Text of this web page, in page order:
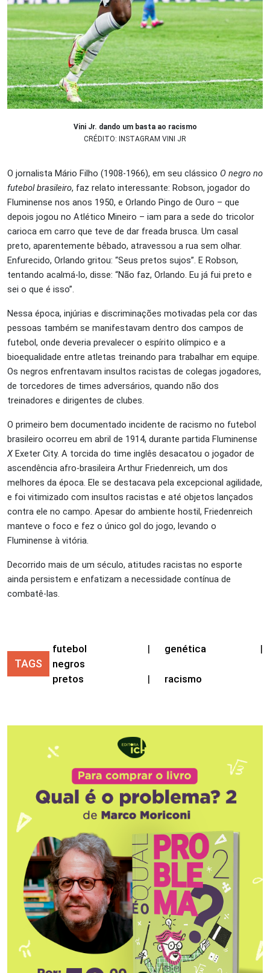
Vini Jr. dando um basta ao racismo
CRÉDITO: INSTAGRAM VINI JR
O jornalista Mário Filho (1908-1966), em seu clássico O negro no
futebol brasileiro, faz relato interessante: Robson, jogador do
Fluminense nos anos 1950, e Orlando Pingo de Ouro – que
depois jogou no Atlético Mineiro – iam para a sede do tricolor
carioca em carro que teve de dar freada brusca. Um casal
preto, aparentemente bêbado, atravessou a rua sem olhar.
Enfurecido, Orlando gritou: “Seus pretos sujos”. E Robson,
tentando acalmá-lo, disse: “Não faz, Orlando. Eu já fui preto e
sei o que é isso”.
Nessa época, injúrias e discriminações motivadas pela cor das
pessoas também se manifestavam dentro dos campos de
futebol, onde deveria prevalecer o espírito olímpico e a
bioequalidade entre atletas treinando para trabalhar em equipe.
Os negros enfrentavam insultos racistas de colegas jogadores,
de torcedores de times adversários, quando não dos
treinadores e dirigentes de clubes.
O primeiro bem documentado incidente de racismo no futebol
brasileiro ocorreu em abril de 1914, durante partida Fluminense
XExeter City. A torcida do time inglês desacatou o jogador de
ascendência afro-brasileira Arthur Friedenreich, um dos
melhores da época. Ele se destacava pela excepcional agilidade,
e foi vitimizado com insultos racistas e até objetos lançados
contra ele no campo. Apesar do ambiente hostil, Friedenreich
manteve o foco e fez o único gol do jogo, levando o
Fluminense à vitória.
Decorrido mais de um século, atitudes racistas no esporte
ainda persistem e enfatizam a necessidade contínua de
combatê-las.
TAGS
futebol | genética
|
negros
pretos
| racismo